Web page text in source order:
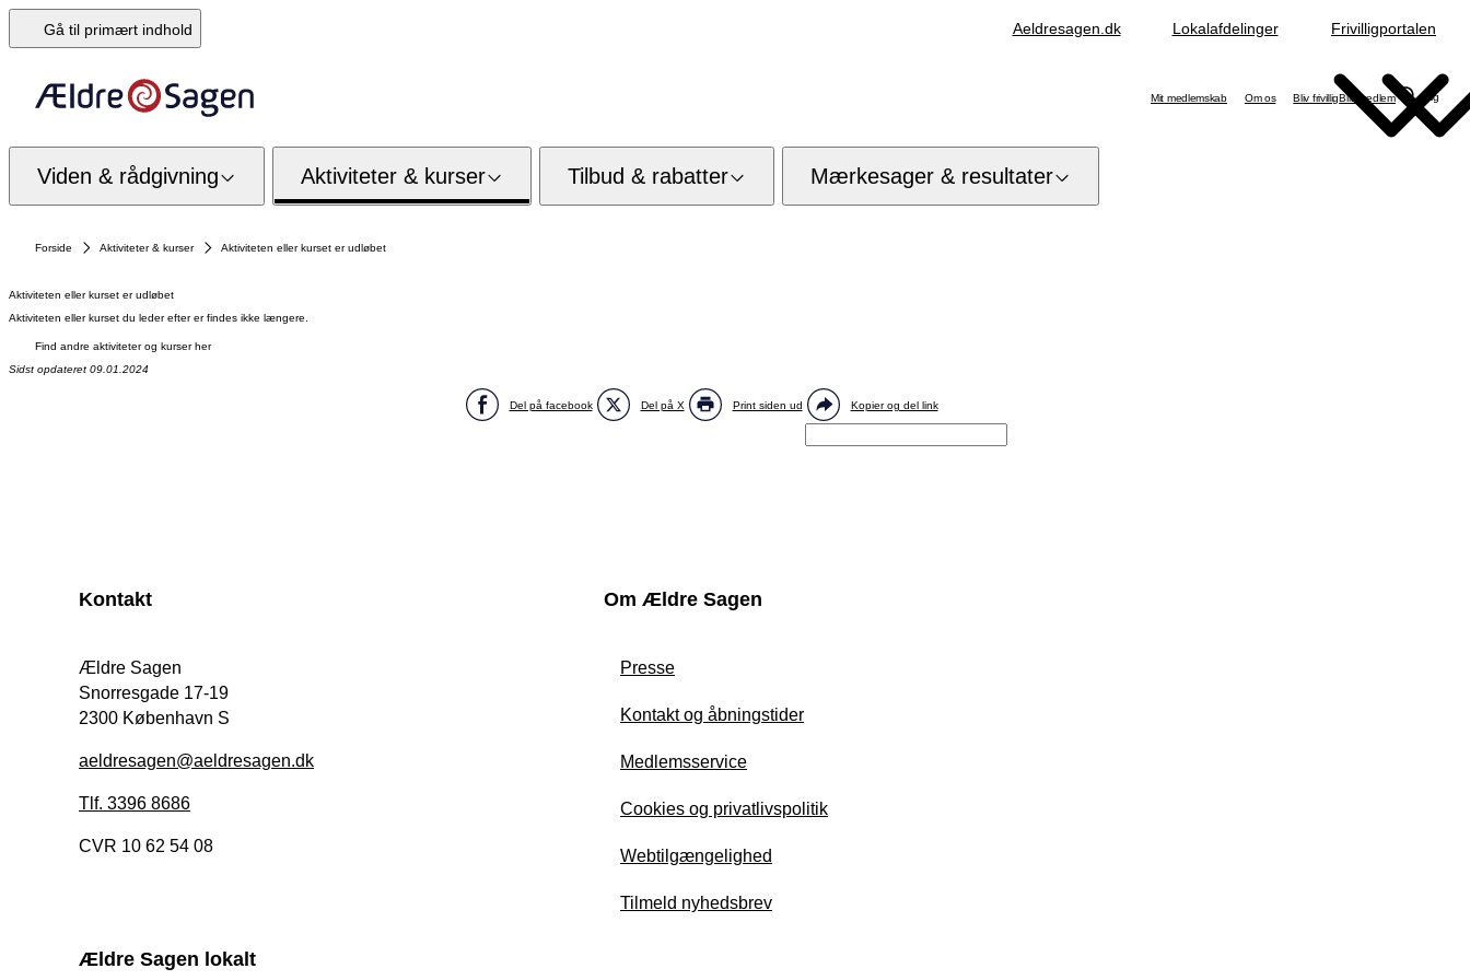
Gå til primært indhold Aeldresagen.dk Lokalafdelinger Frivilligportalen
Mit medlemskab Om os Bliv frivilligBliv medlem Søg
Viden & rådgivning Aktiviteter & kurser Tilbud & rabatter Mærkesager & resultater
Forside Aktiviteter & kurser Aktiviteten eller kurset er udløbet
Aktiviteten eller kurset er udløbet
Aktiviteten eller kurset du leder efter er findes ikke længere.
Find andre aktiviteter og kurser her
Sidst opdateret 09.01.2024
Del på facebook Del på X Print siden ud Kopier og del link
Kontakt
Ældre Sagen
Snorresgade 17-19
2300 København S
aeldresagen@aeldresagen.dk
Tlf. 3396 8686
CVR 10 62 54 08
Om Ældre Sagen
Presse
Kontakt og åbningstider
Medlemsservice
Cookies og privatlivspolitik
Webtilgængelighed
Tilmeld nyhedsbrev
Ældre Sagen lokalt